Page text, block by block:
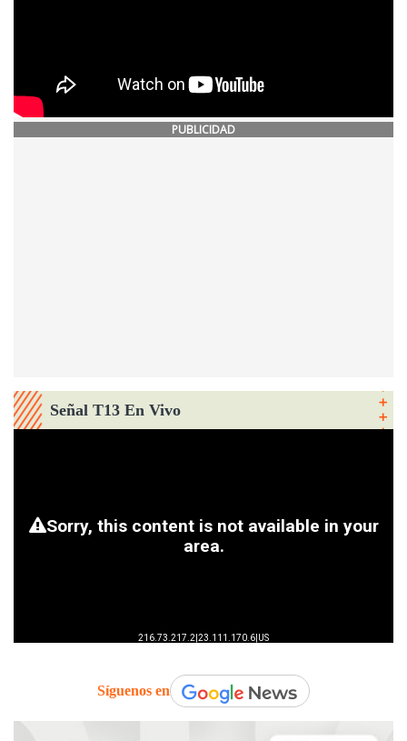
PUBLICIDAD
Señal T13 En Vivo
Síguenos en